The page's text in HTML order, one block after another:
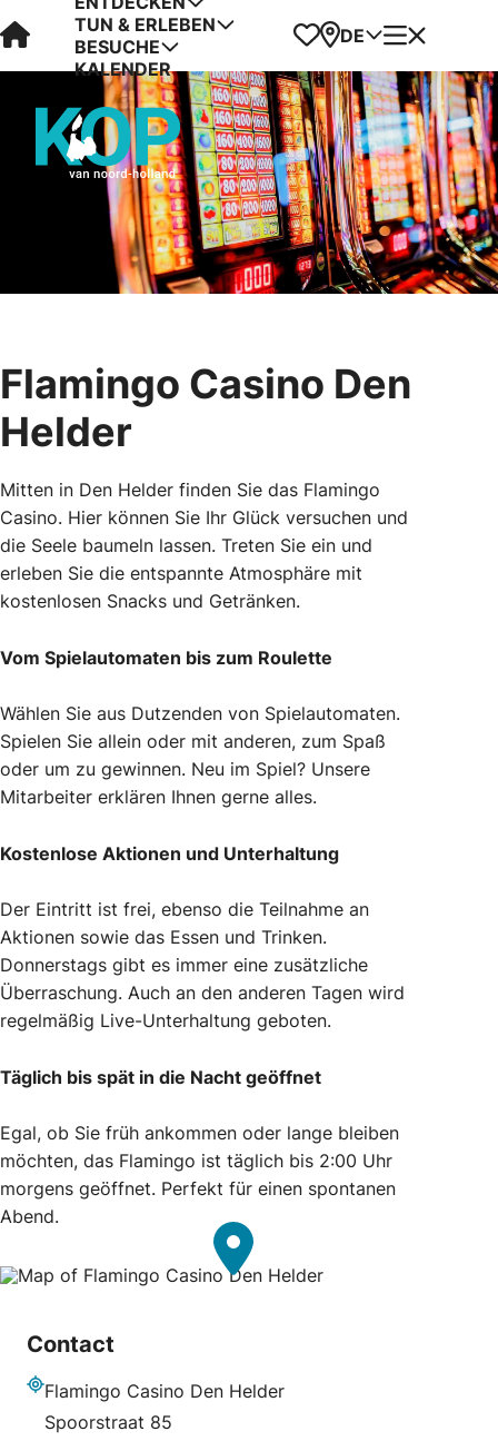
Visit Kop van Holland
TUN & ERLEBEN
BESUCHE
KALENDER
Favoriten
Karte
DE Menü
Flamingo Casino Den
Helder
Mitten in Den Helder finden Sie das Flamingo
Casino. Hier können Sie Ihr Glück versuchen und
die Seele baumeln lassen. Treten Sie ein und
erleben Sie die entspannte Atmosphäre mit
kostenlosen Snacks und Getränken.
Vom Spielautomaten bis zum Roulette
Wählen Sie aus Dutzenden von Spielautomaten.
Spielen Sie allein oder mit anderen, zum Spaß
oder um zu gewinnen. Neu im Spiel? Unsere
Mitarbeiter erklären Ihnen gerne alles.
Kostenlose Aktionen und Unterhaltung
Der Eintritt ist frei, ebenso die Teilnahme an
Aktionen sowie das Essen und Trinken.
Donnerstags gibt es immer eine zusätzliche
Überraschung. Auch an den anderen Tagen wird
regelmäßig Live-Unterhaltung geboten.
Täglich bis spät in die Nacht geöffnet
Egal, ob Sie früh ankommen oder lange bleiben
möchten, das Flamingo ist täglich bis 2:00 Uhr
morgens geöffnet. Perfekt für einen spontanen
Abend.
Contact
Flamingo Casino Den Helder
Spoorstraat 85